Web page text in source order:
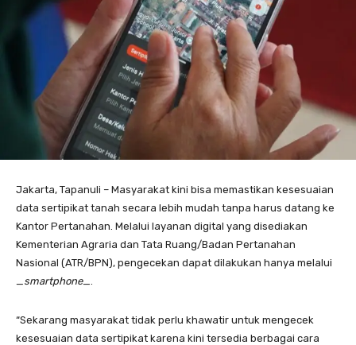
Jakarta, Tapanuli – Masyarakat kini bisa memastikan kesesuaian
data sertipikat tanah secara lebih mudah tanpa harus datang ke
Kantor Pertanahan. Melalui layanan digital yang disediakan
Kementerian Agraria dan Tata Ruang/Badan Pertanahan
Nasional (ATR/BPN), pengecekan dapat dilakukan hanya melalui
smartphone_.
“Sekarang masyarakat tidak perlu khawatir untuk mengecek
kesesuaian data sertipikat karena kini tersedia berbagai cara